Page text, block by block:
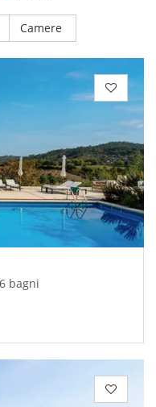
Camere
bagni